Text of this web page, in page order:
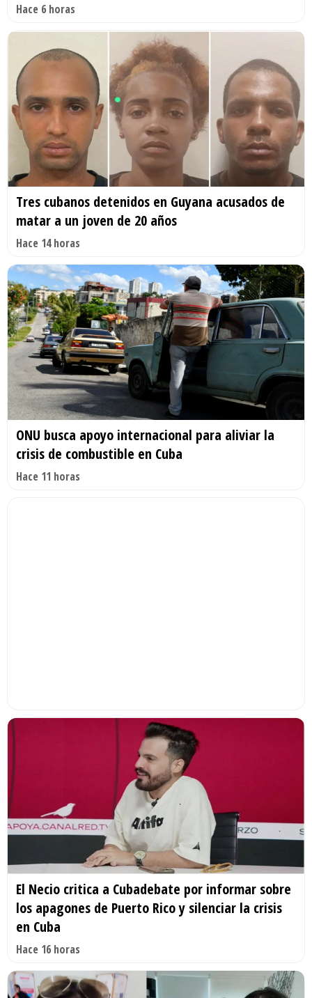
Hace 6 horas
Tres cubanos detenidos en Guyana acusados de
matar a un joven de 20 años
Hace 14 horas
ONU busca apoyo internacional para aliviar la
crisis de combustible en Cuba
Hace 11 horas
El Necio critica a Cubadebate por informar sobre
los apagones de Puerto Rico y silenciar la crisis
en Cuba
Hace 16 horas